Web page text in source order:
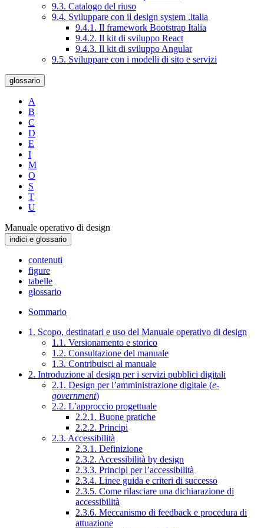
9.3. Catalogo del riuso
9.4. Sviluppare con il design system .italia
9.4.1. Il framework Bootstrap Italia
9.4.2. Il kit di sviluppo React
9.4.3. Il kit di sviluppo Angular
9.5. Sviluppare con i modelli di sito e servizi
glossario
A
B
C
D
E
I
M
O
S
T
U
Manuale operativo di design
indici e glossario
contenuti
figure
tabelle
glossario
Sommario
1. Scopo, destinatari e uso del Manuale operativo di design
1.1. Versionamento e storico
1.2. Consultazione del manuale
1.3. Contribuisci al manuale
2. Introduzione al design per i servizi pubblici digitali
2.1. Design per l’amministrazione digitale (e-
government)
2.2. L’approccio progettuale
2.2.1. Buone pratiche
2.2.2. Principi
2.3. Accessibilità
2.3.1. Definizione
2.3.2. Accessibilità by design
2.3.3. Principi per l’accessibilità
2.3.4. Linee guida e criteri di successo
2.3.5. Come rilasciare una dichiarazione di
accessibilità
2.3.6. Meccanismo di feedback e procedura di
attuazione